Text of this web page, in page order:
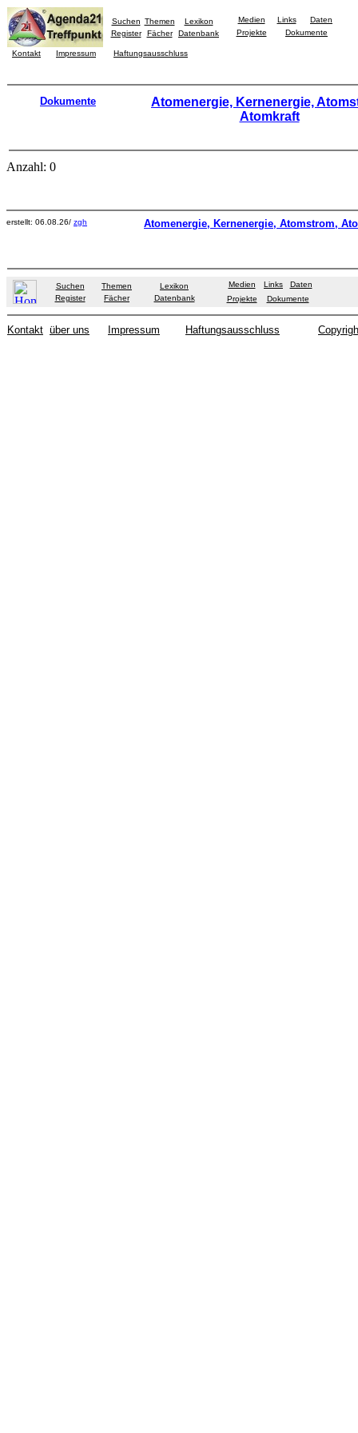
Suchen Themen
Lexikon
Register
Fächer Datenbank
Medien Links
Daten
Projekte
Dokumente
Kontakt Impressum Haftungsausschluss
Dokumente
Atomenergie, Kernenergie,
Atomkraft
Anzahl: 0
erstellt: 06.08.26/ zgh Atomenergie, Kernenergie, Atomstrom,
Suchen Themen
Lexikon
Register
Fächer Datenbank
Medien Links
Daten
Projekte
Dokumente
Kontakt über uns Impressum Haftungsausschluss